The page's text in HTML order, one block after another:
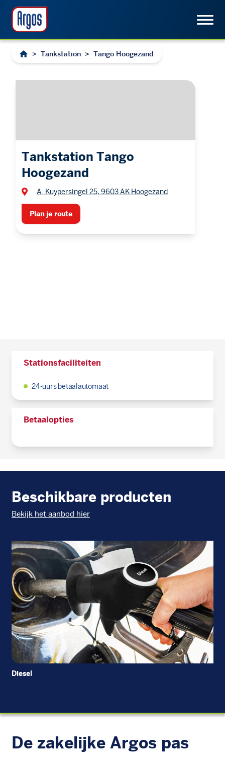
> Tankstation > Tango Hoogezand
Tankstation Tango
Hoogezand
A. Kuypersingel 25, 9603 AK Hoogezand
Plan je route
Stationsfaciliteiten
24-uurs betaalautomaat
Betaalopties
Beschikbare producten
Bekijk het aanbod hier
Diesel
De zakelijke Argos pas